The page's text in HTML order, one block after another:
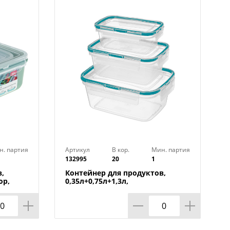
партия
Артикул
132995
В кор.
20
Мин. партия
1
Контейнер для продуктов,
0,35л+0,75л+1,3л,